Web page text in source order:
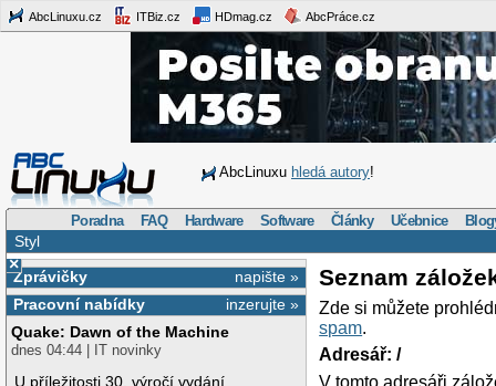
AbcLinuxu.cz ITBiz.cz HDmag.cz AbcPráce.cz
AbcLinuxu hledá autory!
Poradna FAQ Hardware Software Články Učebnice
Styl
×
napište »
Zprávičky
inzerujte »
Pracovní nabídky
Quake: Dawn of the Machine
dnes 04:44 | IT novinky
U příležitosti 30. výročí vydání
Seznam
Zde si můžete
spam.
Adresář: /
V tomto adresáři